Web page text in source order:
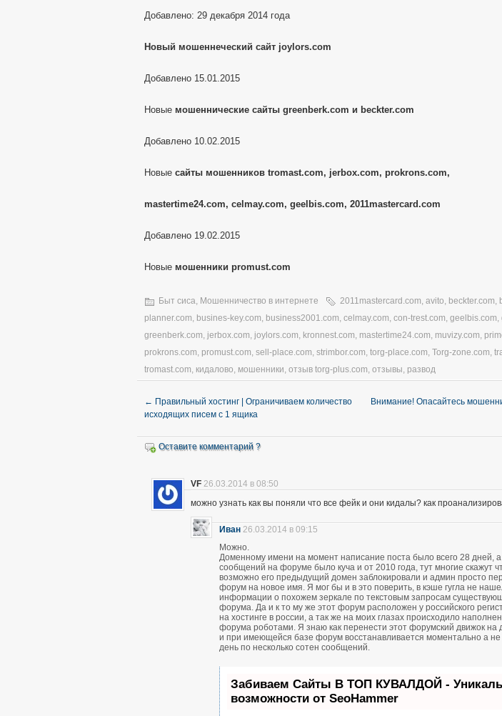
Добавлено: 29 декабря 2014 года
Новый мошеннеческий сайт joylors.com
Добавлено 15.01.2015
Новые мошеннические сайты greenberk.com и beckter.com
Добавлено 10.02.2015
Новые сайты мошенников tromast.com, jerbox.com, prokrons.com,
mastertime24.com, celmay.com, geelbis.com, 2011mastercard.com
Добавлено 19.02.2015
Новые мошенники promust.com
Быт сиса, Мошенничество в интернете 2011mastercard.com, avito, beckter.com,
planner.com, busines-key.com, business2001.com, celmay.com, con-trest.com, geelbis.com,
greenberk.com, jerbox.com, joylors.com, kronnest.com, mastertime24.com, muvizy.com,
prokrons.com, promust.com, sell-place.com, strimbor.com, torg-place.com, Torg-zone.com,
tromast.com, кидалово, мошенники, отзыв torg-plus.com, отзывы, развод
← Правильный хостинг | Ограничиваем количество
исходящих писем с 1 ящика
Внимание! Опасайтесь
Оставите комментарий ?
VF 26.03.2014 в 08:50
можно узнать как вы поняли что все фейк и они кидалы? как
Иван 26.03.2014 в 09:15
Можно.
Доменному имени на момент написание поста было всего 28 дней, а
сообщений на форуме было куча и от 2010 года, тут многие скажут
возможно его предыдущий домен заблокировали и админ просто
форум на новое имя. Я мог бы и в это поверить, в кэше гугла не
информации о похожем зеркале по текстовым запросам
форума. Да и к то му же этот форум расположен у российского
на хостинге в россии, а так же на моих глазах происходило
форума роботами. Я знаю как перенести этот форумский движок на
и при имеющейся базе форум восстанавливается моментально а
день по несколько сотен сообщений.
Забиваем Сайты В ТОП КУВАЛДОЙ -
возможности от SeoHammer